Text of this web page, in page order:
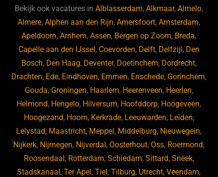
b
o
o
k
ky dI
n
Bekijk ook vacatures inAlblasserdam,Alkmaar,Almelo,
Almere,Alphen aan den Rijn,Amersfoort,Amsterdam,
Apeldoorn,Arnhem,Assen, Bergen op Zoom, Breda,
Capelle aan den IJssel , Coevorden, Delft, Delfzijl , Den
Bosch, Den Haag, Deventer, Doetinchem, Dordrecht,
Drachten, Ede, Eindhoven, Emmen, Enschede, Gorinchem,
Gouda, Groningen, Haarlem, Heerenveen, Heerlen,
Helmond, Hengelo, Hilversum, Hoofddorp, Hoogeveen,
Hoogezand, Hoorn, Kerkrade, Leeuwarden, Leiden,
Lelystad, Maastricht, Meppel , Middelburg, Nieuwegein,
Nijkerk, Nijmegen, Nijverdal , Oosterhout, Oss, Roermond,
Roosendaal , Rotterdam, Schiedam, Sittard, Sneek,
Stadskanaal ,Ter Apel ,Tiel ,Tilburg, Utrecht,Veendam,